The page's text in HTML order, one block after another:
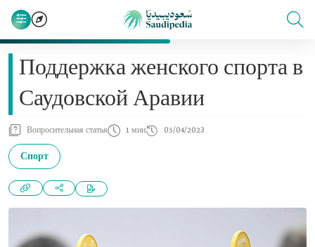
Поддержка женского спорта в
Саудовской Аравии
Вопросительная статья 1 мин 05/04/2023
Спорт